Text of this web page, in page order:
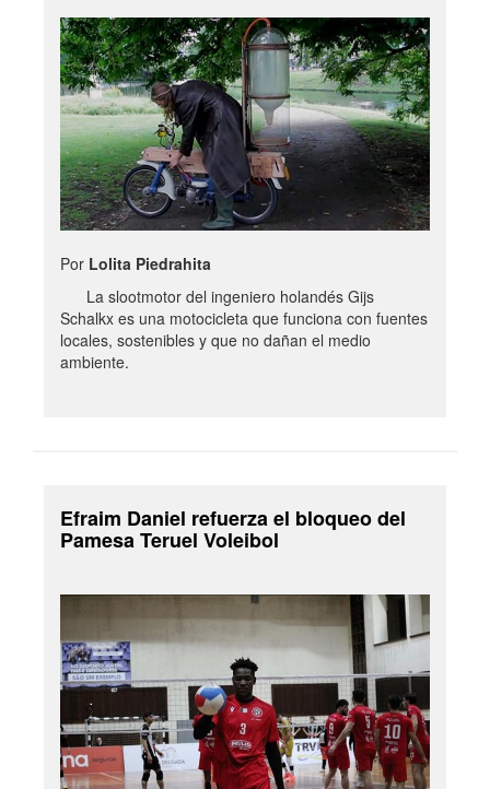
Por Lolita Piedrahita
La slootmotor del ingeniero holandés Gijs
Schalkx es una motocicleta que funciona con fuentes
locales, sostenibles y que no dañan el medio
ambiente.
Efraim Daniel refuerza el bloqueo del
Pamesa Teruel Voleibol